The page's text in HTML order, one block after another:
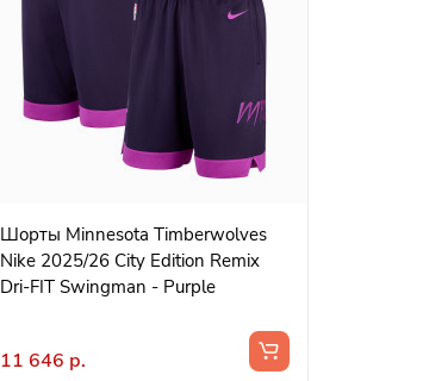
Шорты Minnesota Timberwolves
Nike 2025/26 City Edition Remix
Dri-FIT Swingman - Purple
11 646 р.